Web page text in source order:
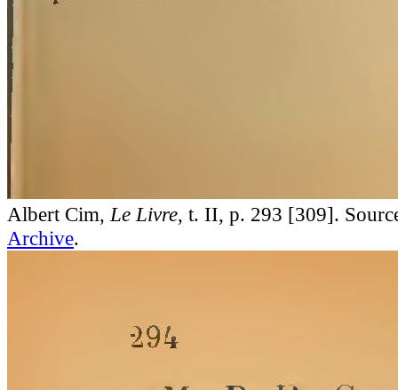
Albert Cim, Le Livre, t. II, p. 293 [309].
Archive.